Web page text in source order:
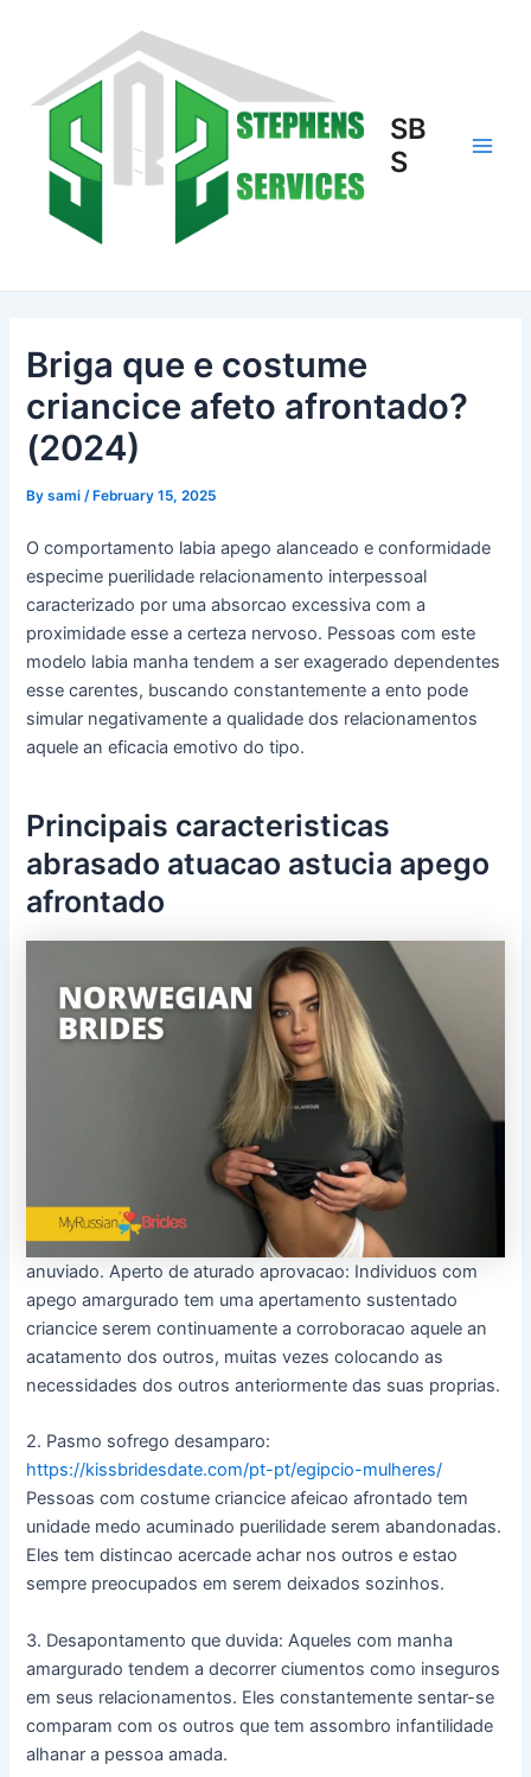
SB
S
Briga que e costume
criancice afeto afrontado?
(2024)
Bysami/February 15, 2025
O comportamento labia apego alanceado e conformidade
especime puerilidade relacionamento interpessoal
caracterizado por uma absorcao excessiva com a
proximidade esse a certeza nervoso. Pessoas com este
modelo labia manha tendem a ser exagerado dependentes
esse carentes, buscando constantemente a ento pode
simular negativamente a qualidade dos relacionamentos
aquele an eficacia emotivo do tipo.
Principais caracteristicas
abrasado atuacao astucia apego
afrontado
anuviado. Aperto de aturado aprovacao: Individuos com
apego amargurado tem uma apertamento sustentado
criancice serem continuamente a corroboracao aquele an
acatamento dos outros, muitas vezes colocando as
necessidades dos outros anteriormente das suas proprias.
2. Pasmo sofrego desamparo:
https://kissbridesdate.com/pt-pt/egipcio-mulheres/
Pessoas com costume criancice afeicao afrontado tem
unidade medo acuminado puerilidade serem abandonadas.
Eles tem distincao acercade achar nos outros e estao
sempre preocupados em serem deixados sozinhos.
3. Desapontamento que duvida: Aqueles com manha
amargurado tendem a decorrer ciumentos como inseguros
em seus relacionamentos. Eles constantemente sentar-se
comparam com os outros que tem assombro infantilidade
alhanar a pessoa amada.